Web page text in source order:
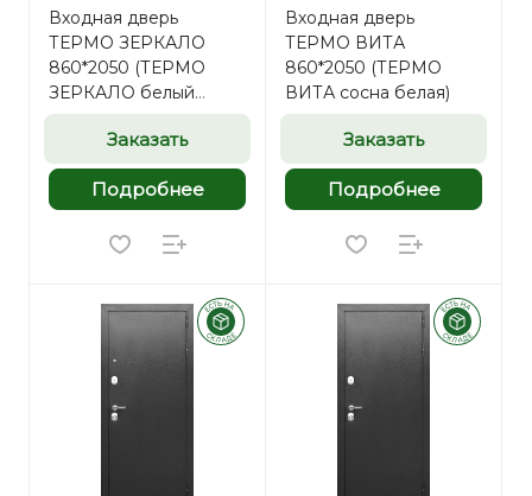
Входная дверь
ТЕРМО ЗЕРКАЛО
860*2050 (ТЕРМО
ЗЕРКАЛО белый
матовый)
Заказать
Подробнее
Входная дверь
ТЕРМО ВИТА
860*2050 (ТЕРМО
ВИТА сосна белая)
Заказать
Подробнее